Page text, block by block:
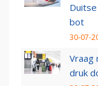
bot
30-07-
Vraag
druk